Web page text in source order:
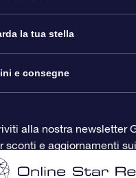
Recensioni
Star Gift
regalo OSR
OSR
la tua stella
stellare
Page personalizzata
e consegne
di Pagamento
alla nostra newsletter
sconti e aggiornamenti